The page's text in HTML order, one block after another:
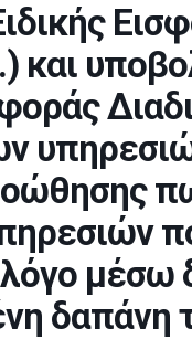
και
μέσω
δαπάνη